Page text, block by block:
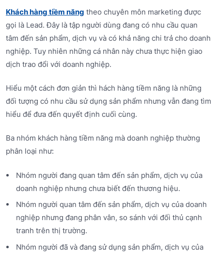
Khách hàng tiềm năng theo chuyên môn marketing được
gọi là Lead. Đây là tập người dùng đang có nhu cầu quan
tâm đến sản phẩm, dịch vụ và có khả năng chi trả cho doanh
nghiệp. Tuy nhiên những cá nhân này chưa thực hiện giao
dịch trao đổi với doanh nghiệp.
Hiểu một cách đơn giản thì hách hàng tiềm năng là những
đối tượng có nhu cầu sử dụng sản phẩm nhưng vẫn đang tìm
hiểu để đưa đến quyết định cuối cùng.
Ba nhóm khách hàng tiềm năng mà doanh nghiệp thường
phân loại như:
Nhóm người đang quan tâm đến sản phẩm, dịch vụ của
doanh nghiệp nhưng chưa biết đến thương hiệu.
Nhóm người quan tâm đến sản phẩm, dịch vụ của doanh
nghiệp nhưng đang phân vân, so sánh với đối thủ cạnh
tranh trên thị trường.
Nhóm người đã và đang sử dụng sản phẩm, dịch vụ của